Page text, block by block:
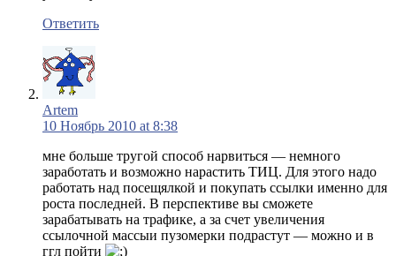
Ответить
Artem
10 Ноябрь 2010 at 8:38
мне больше тругой способ нарвиться — немного
заработать и возможно нарастить ТИЦ. Для этого надо
работать над посещялкой и покупать ссылки именно для
роста последней. В перспективе вы сможете
зарабатывать на трафике, а за счет увеличения
ссылочной массыи пузомерки подрастут — можно и в
ггл пойти